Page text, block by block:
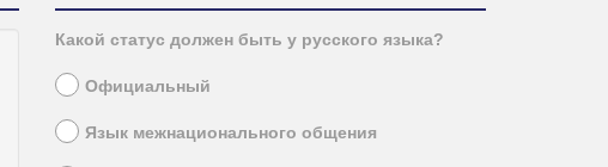
Какой статус должен быть у русского языка?
Официальный
Язык межнационального общения